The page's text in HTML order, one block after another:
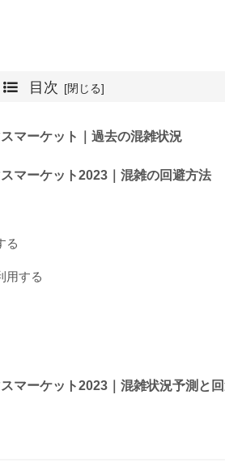
目次
マーケット｜過去の混雑状況
マーケット2023｜混雑の回避方法
る
用する
マーケット2023｜混雑状況予測と